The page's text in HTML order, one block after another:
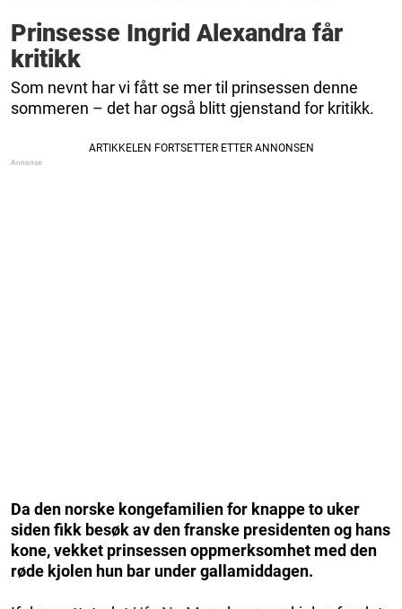
Prinsesse Ingrid Alexandra får
kritikk
Som nevnt har vi fått se mer til prinsessen denne
sommeren – det har også blitt gjenstand for kritikk.
Da den norske kongefamilien for knappe to uker
siden fikk besøk av den franske presidenten og hans
kone, vekket prinsessen oppmerksomhet med den
røde kjolen hun bar under gallamiddagen.